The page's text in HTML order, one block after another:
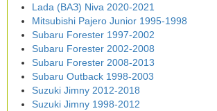
Lada (ВАЗ) Niva 2020-2021
Mitsubishi Pajero Junior 1995-1998
Subaru Forester 1997-2002
Subaru Forester 2002-2008
Subaru Forester 2008-2013
Subaru Outback 1998-2003
Suzuki Jimny 2012-2018
Suzuki Jimny 1998-2012